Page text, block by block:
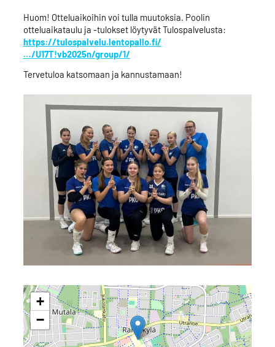
Huom! Otteluaikoihin voi tulla muutoksia. Poolin
otteluaikataulu ja -tulokset löytyvät Tulospalvelusta:
https://tulospalvelu.lentopallo.fi/
…/U17T!vb2025n/group/1/
Tervetuloa katsomaan ja kannustamaan!
+
−